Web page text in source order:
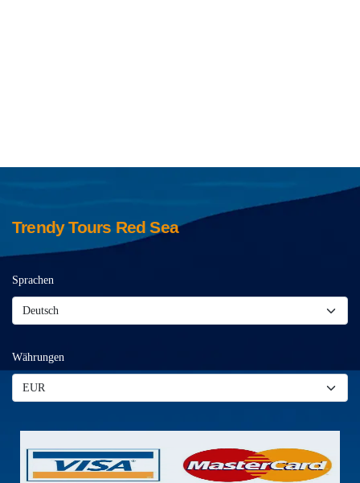
Trendy Tours Red Sea
Sprachen
Währungen